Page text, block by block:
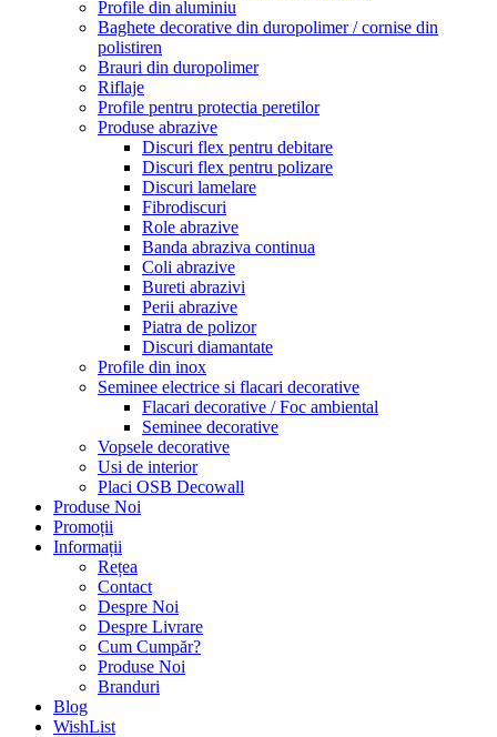
Profile din aluminiu
Baghete decorative din duropolimer / cornise din
polistiren
Brauri din duropolimer
Riflaje
Profile pentru protectia peretilor
Produse abrazive
Discuri flex pentru debitare
Discuri flex pentru polizare
Discuri lamelare
Fibrodiscuri
Role abrazive
Banda abraziva continua
Coli abrazive
Bureti abrazivi
Perii abrazive
Piatra de polizor
Discuri diamantate
Profile din inox
Seminee electrice si flacari decorative
Flacari decorative / Foc ambiental
Seminee decorative
Vopsele decorative
Usi de interior
Placi OSB Decowall
Produse Noi
Promoții
Informații
Rețea
Contact
Despre Noi
Despre Livrare
Cum Cumpăr?
Produse Noi
Branduri
Blog
WishList